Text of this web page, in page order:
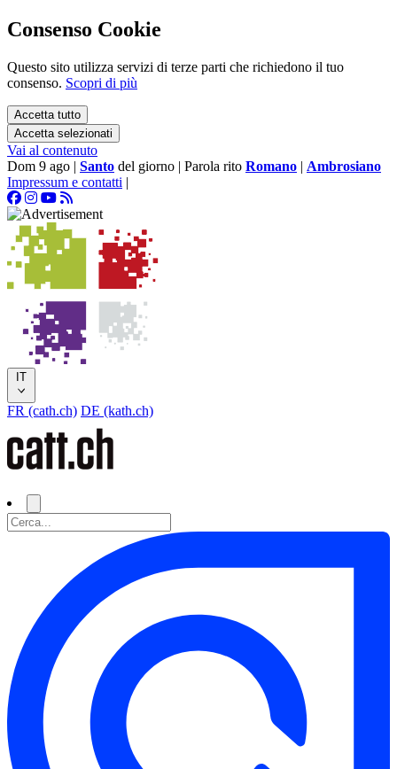
Consenso Cookie
Questo sito utilizza servizi di terze parti che richiedono il tuo
consenso. Scopri di più
Accetta tutto
Accetta selezionati
Vai al contenuto
Dom 9 ago | Santo del giorno | Parola rito Romano | Ambrosiano
Impressum e contatti |
IT
FR (cath.ch) DE (kath.ch)